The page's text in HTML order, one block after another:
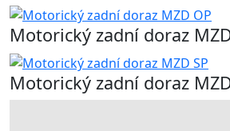
Motorický zadní doraz
Motorický zadní doraz